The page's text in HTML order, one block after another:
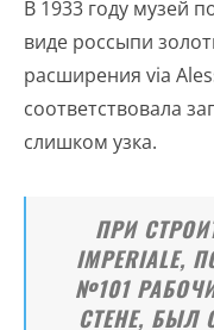
В 1933 году музей
виде россыпи
расширения via
соответствовала
слишком узка.
ПРИ
№101
СТЕНЕ, БЫЛ